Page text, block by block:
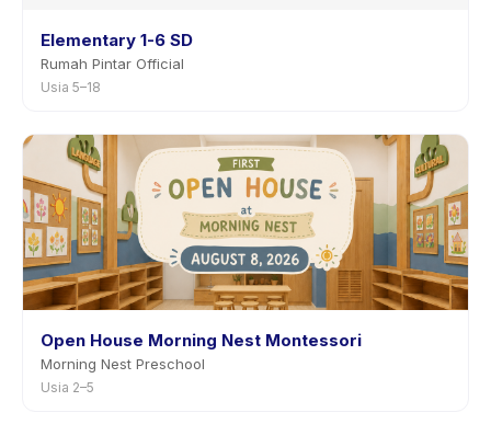
Elementary 1-6 SD
Rumah Pintar Official
Usia 5–18
Open House Morning Nest Montessori
Morning Nest Preschool
Usia 2–5